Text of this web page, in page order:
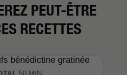
PEUT-ÊTRE
RECETTES
50 MIN